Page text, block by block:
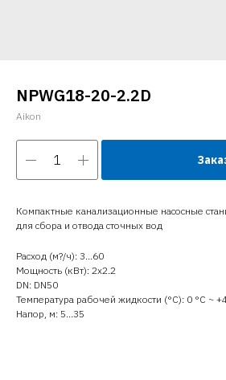
NPWG18-20-2.2D
Aikon
Компактные канализационные насосные
для сбора и отвода сточных вод
Расход (м?/ч): 3…60
Мощность (кВт): 2x2.2
DN: DN50
Температура рабочей жидкости (°C): 0 °С ~
Напор, м: 5…35